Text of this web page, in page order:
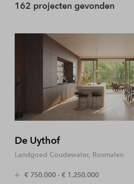
162 projecten gevonden
De Uythof
Landgoed Coudewater, Rosmalen
€ 750.000 - € 1.250.000